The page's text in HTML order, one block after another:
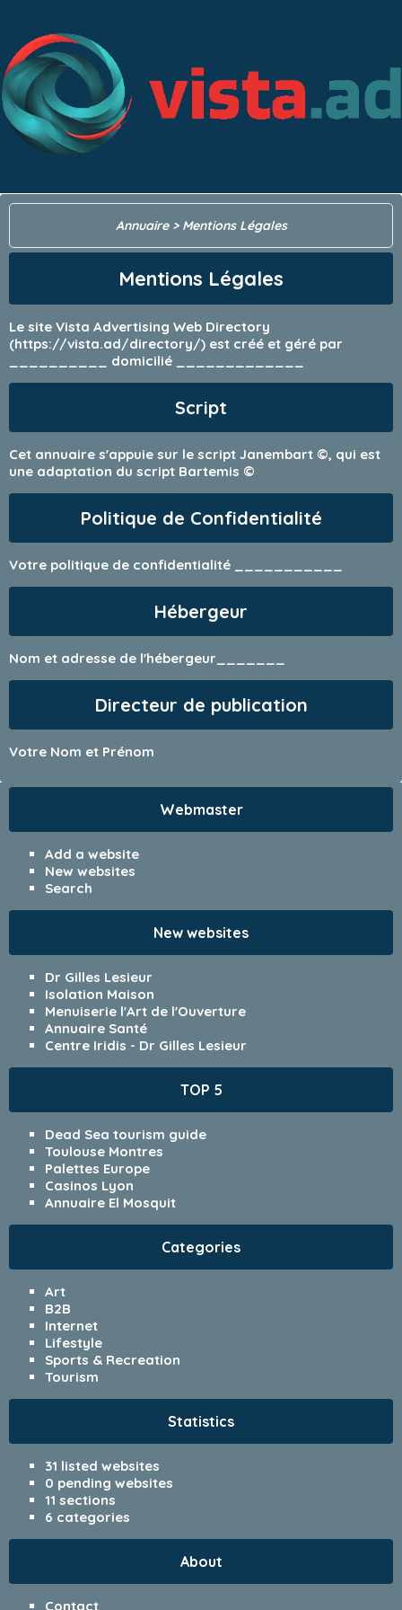
Annuaire> Mentions Légales
Mentions Légales
Le site Vista Advertising Web Directory
(https://vista.ad/directory/) est créé et géré par
__________ domicilié _____________
Script
Cet annuaire s'appuie sur le script Janembart ©, qui est
une adaptation du script Bartemis ©
Politique de Confidentialité
Votre politique de confidentialité ___________
Hébergeur
Nom et adresse de l'hébergeur_______
Directeur de publication
Votre Nom et Prénom
Webmaster
Add a website
New websites
Search
New websites
Dr Gilles Lesieur
Isolation Maison
Menuiserie l'Art de l'Ouverture
Annuaire Santé
Centre Iridis - Dr Gilles Lesieur
TOP 5
Dead Sea tourism guide
Toulouse Montres
Palettes Europe
Casinos Lyon
Annuaire El Mosquit
Categories
Art
B2B
Internet
Lifestyle
Sports & Recreation
Tourism
Statistics
31 listed websites
0 pending websites
11 sections
6 categories
About
Contact